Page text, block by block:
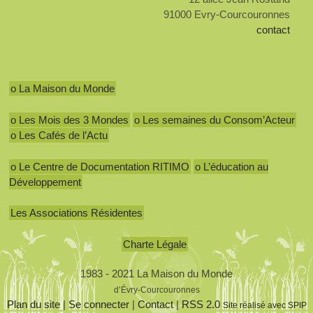
91000 Evry-Courcouronnes
contact
o La Maison du Monde
o Les Mois des 3 Mondes o Les semaines du Consom’Acteur
o Les Cafés de l’Actu
o Le Centre de Documentation RITIMO o L’éducation au
Développement
Les Associations Résidentes
Charte Légale
1983 - 2021 La Maison du Monde
d’Évry-Courcouronnes
Plan du site| Se connecter| Contact|RSS 2.0 Site réalisé avec SPIP